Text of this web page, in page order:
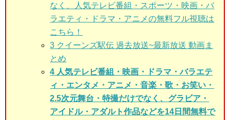
なく、人気テレビ番組・スポーツ・映画・バ
ラエティ・ドラマ・アニメの無料フル視聴は
こちら！
3 クイーンズ駅伝 過去放送~最新放送 動画ま
とめ
4 人気テレビ番組・映画・ドラマ・バラエテ
ィ・エンタメ・アニメ・音楽・歌・お笑い・
2.5次元舞台・特撮だけでなく、グラビア・
アイドル・アダルト作品などを14日間無料で